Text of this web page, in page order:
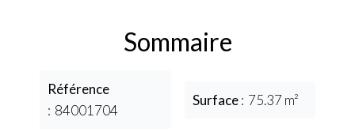
Sommaire
Référence
84001704
Surface 75.37 m²